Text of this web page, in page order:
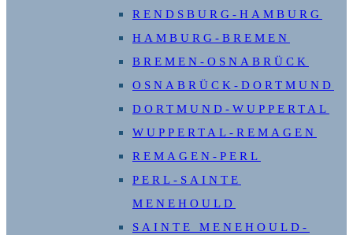
RENDSBURG-HAMBURG
HAMBURG-BREMEN
BREMEN-OSNABRÜCK
OSNABRÜCK-DORTMUND
DORTMUND-WUPPERTAL
WUPPERTAL-REMAGEN
REMAGEN-PERL
PERL-SAINTE
MENEHOULD
SAINTE MENEHOULD-